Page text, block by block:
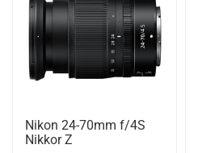
Nikon 24-70mm f/4S
Nikkor Z